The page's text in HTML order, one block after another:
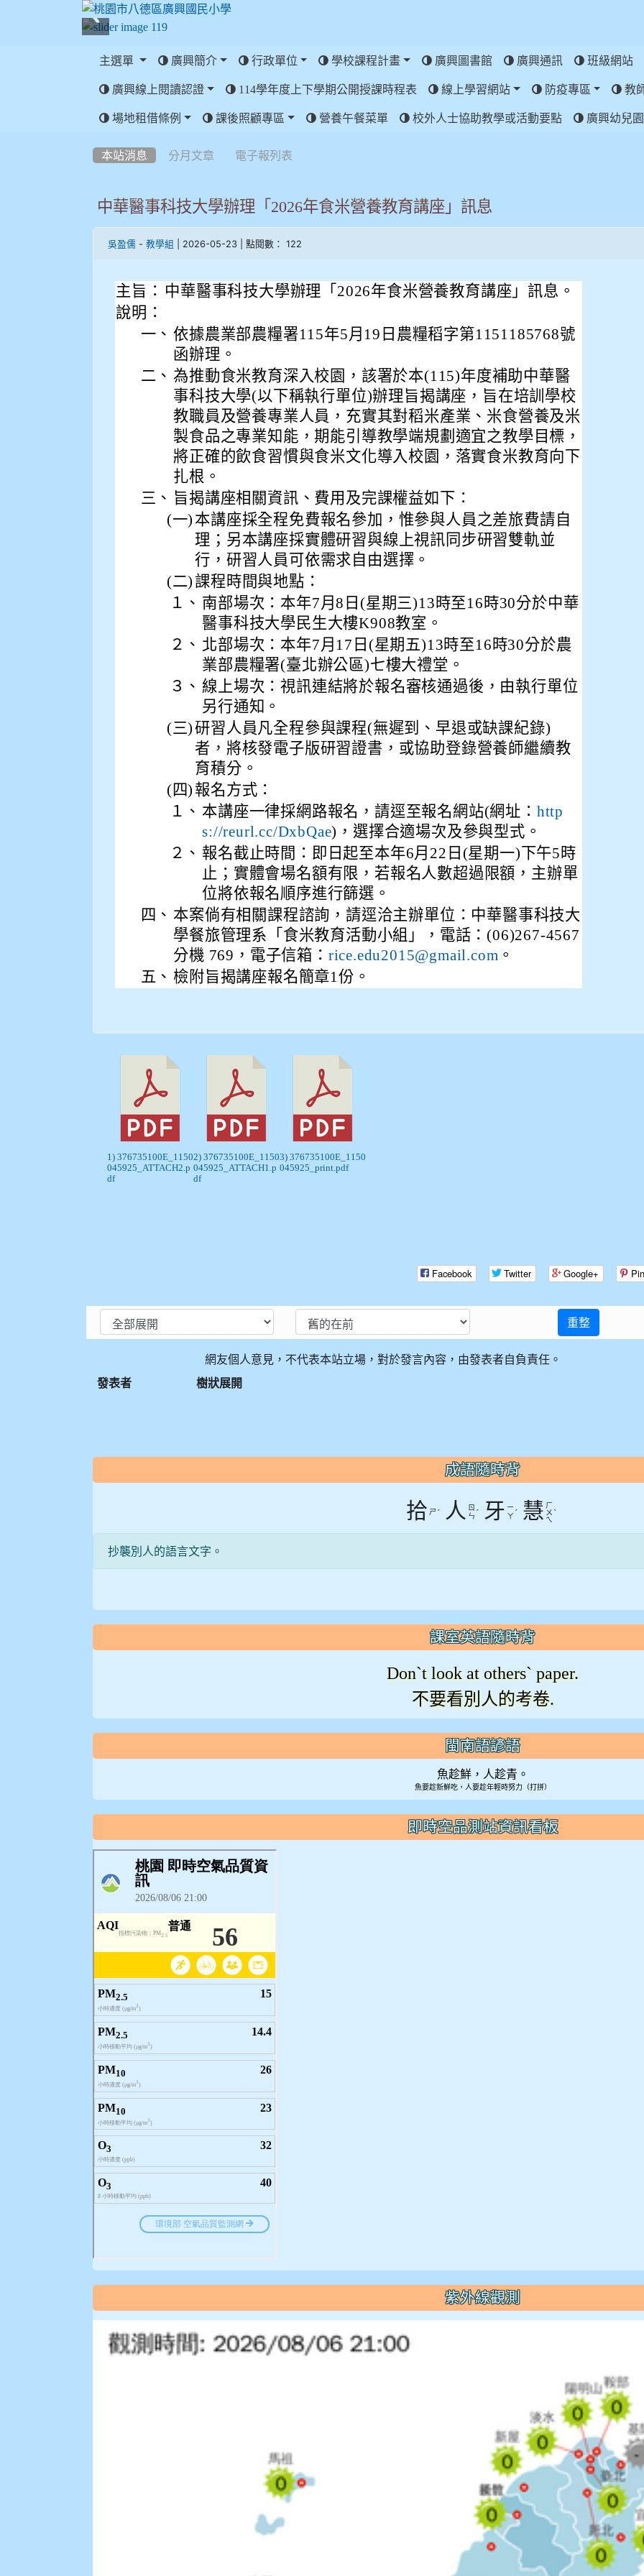
:::
主選單 廣興簡介 行政單位 學校課程計畫 廣興圖書館 廣興通訊 班級網站
廣興線上閱讀認證 114學年度上下學期公開授課時程表 線上學習網站 防疫專區 教
場地租借條例 課後照顧專區 營養午餐菜單 校外人士協助教學或活動要點 廣興幼兒
本站消息 分月文章 電子報列表
中華醫事科技大學辦理「2026年食米營養教育講座」訊息
吳盈儒 -教學組 | 2026-05-23 | 點閱數： 122
主旨： 中華醫事科技大學辦理「2026年食米營養教育講座」訊息。
說明：
一、 依據農業部農糧署115年5月19日農糧稻字第1151185768號
函辦理。
二、 為推動食米教育深入校園，該署於本(115)年度補助中華醫
事科技大學(以下稱執行單位)辦理旨揭講座，旨在培訓學校
教職員及營養專業人員，充實其對稻米產業、米食營養及米
製食品之專業知能，期能引導教學端規劃適宜之教學目標，
將正確的飲食習慣與食米文化導入校園，落實食米教育向下
扎根。
三、 旨揭講座相關資訊、費用及完課權益如下：
(一) 本講座採全程免費報名參加，惟參與人員之差旅費請自
理；另本講座採實體研習與線上視訊同步研習雙軌並
行，研習人員可依需求自由選擇。
(二)課程時間與地點：
１、 南部場次：本年7月8日(星期三)13時至16時30分於中華
醫事科技大學民生大樓K908教室。
２、 北部場次：本年7月17日(星期五)13時至16時30分於農
業部農糧署(臺北辦公區)七樓大禮堂。
３、 線上場次：視訊連結將於報名審核通過後，由執行單位
另行通知。
(三)研習人員凡全程參與課程(無遲到、早退或缺課紀錄)
者，將核發電子版研習證書，或協助登錄營養師繼續教
育積分。
(四) 報名方式：
１、 本講座一律採網路報名，請逕至報名網站(網址： http
s://reurl.cc/DxbQae)，選擇合適場次及參與型式。
２、 報名截止時間：即日起至本年6月22日(星期一)下午5時
止；實體會場名額有限，若報名人數超過限額，主辦單
位將依報名順序進行篩選。
四、 本案倘有相關課程諮詢，請逕洽主辦單位：中華醫事科技大
學餐旅管理系「食米教育活動小組」，電話：(06)267-4567
分機 769，電子信箱： rice.edu2015@gmail.com 。
五、 檢附旨揭講座報名簡章1份。
1) 376735100E_1150
045925_ATTACH2.p
df
2) 376735100E_1150
045925_ATTACH1.p
df
3) 376735100E_1150
045925_print.pdf
Facebook Twitter Google+
重整
網友個人意見，不代表本站立場，對於發言內容，由發表者自負責任。
發表者
樹狀展開
::: 成語隨時背
拾 ㄕ ˊ 人
ㄖ
ㄣ ˊ 牙 ㄧ
ㄚ ˊ 慧 ㄏ
ㄨ
ㄟ
ˋ
抄襲別人的語言文字。
課室英語隨時背
Don`t look at others` paper.
不要看別人的考卷.
閩南語諺語
魚趁鮮，人趁青。
魚要趁新鮮吃，人要趁年輕時努力（打拼）
即時空品測站資訊看板
紫外線觀測